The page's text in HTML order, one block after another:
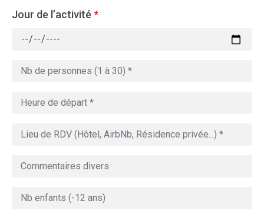
Jour de l’activité *